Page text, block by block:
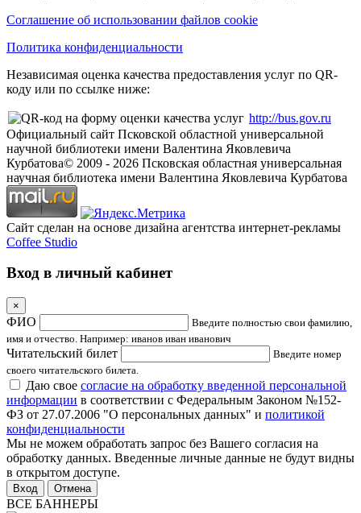
Соглашение об использовании файлов cookie
Политика конфиденциальности
Независимая оценка качества предоставления услуг по QR-
коду или по ссылке ниже:
http://bus.gov.ru
Официальный сайт Псковской областной универсальной
научной библиотеки имени Валентина Яковлевича
Курбатова© 2009 - 2026 Псковская областная универсальная
научная библиотека имени Валентина Яковлевича Курбатова
Сайт сделан на основе дизайна агентства интернет-рекламы
Coffee Studio
Вход в личный кабинет
×
ФИО
Введите полностью свои фамилию,
имя и отчество. Например: иванов иван иванович
Читательский билет
Введите номер
своего читательского билета.
Даю свое согласие на обработку введенной персональной
информации в соответствии с Федеральным Законом №152-
ФЗ от 27.07.2006 "О персональных данных" и политикой
конфиденциальности
Мы не можем обработать запрос без Вашего согласия на
обработку данных. Введенные личные данные не будут видны
в открытом доступе.
Отмена
ВСЕ БАННЕРЫ